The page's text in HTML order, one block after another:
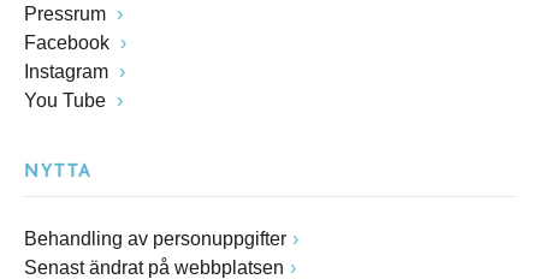
Pressrum
Facebook
Instagram
You Tube
NYTTA
Behandling av personuppgifter
Senast ändrat på webbplatsen